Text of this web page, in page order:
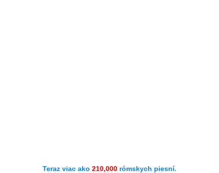
Teraz viac ako 210,000 rómskych piesní.